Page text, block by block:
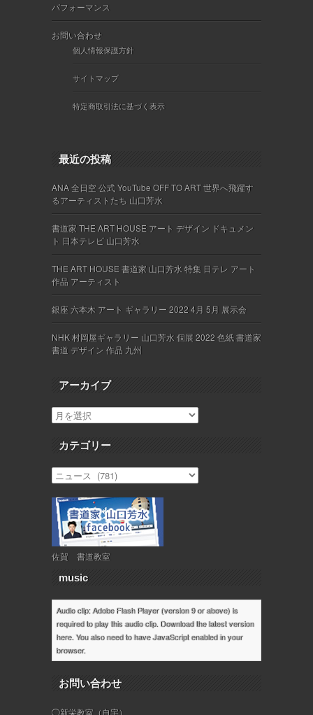
パフォーマンス
お問い合わせ
個人情報保護方針
サイトマップ
特定商取引法に基づく表示
最近の投稿
ANA 全日空 公式 YouTube OFF TO ART 世界へ飛躍す
るアーティストたち 山口芳水
書道家 THE ART HOUSE アート デザイン ドキュメン
ト 日本テレビ 山口芳水
THE ART HOUSE 書道家 山口芳水 特集 日テレ アート
作品 アーティスト
銀座 六本木 アート ギャラリー 2022 4月 5月 展示会
NHK 村岡屋ギャラリー 山口芳水 個展 2022 色紙 書道家
書道 デザイン 作品 九州
アーカイブ
カテゴリー
佐賀 書道教室
music
Audio clip: Adobe Flash Player (version 9 or above) is
required to play this audio clip. Download the latest version
here. You also need to have JavaScript enabled in your
browser.
お問い合わせ
◯新栄教室（自宅）